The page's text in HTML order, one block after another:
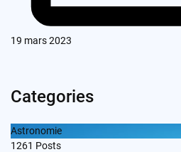
19 mars 2023
Categories
Astronomie
1261 Posts